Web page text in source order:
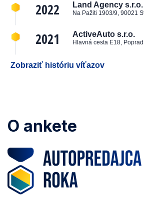
2022 Land Agency s.r.o.
Na Pažiti 1903/9, 90021
2021 ActiveAuto s.r.o.
Hlavná cesta E18, Poprad
Zobraziť históriu víťazov
O ankete